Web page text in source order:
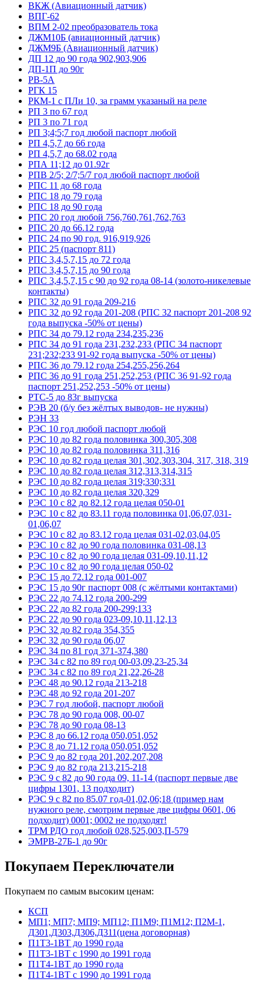
ВКЖ (Авиационный датчик)
ВПГ-62
ВПМ 2-02 преобразователь тока
ДЖМ10Б (авиационный датчик)
ДЖМ9Б (Авиационный датчик)
ДП 12 до 90 года 902,903,906
ДП-1П до 90г
РВ-5А
РГК 15
РКМ-1 с ПЛи 10, за грамм указаный на реле
РП 3 по 67 год
РП 3 по 71 год
РП 3;4;5;7 год любой паспорт любой
РП 4,5,7 до 66 года
РП 4,5,7 до 68.02 года
РПА 11;12 до 01.92г
РПВ 2/5; 2/7;5/7 год любой паспорт любой
РПС 11 до 68 года
РПС 18 до 79 года
РПС 18 до 90 года
РПС 20 год любой 756,760,761,762,763
РПС 20 до 66.12 года
РПС 24 по 90 год. 916,919,926
РПС 25 (паспорт 811)
РПС 3,4,5,7,15 до 72 года
РПС 3,4,5,7,15 до 90 года
РПС 3,4,5,7,15 с 90 до 92 года 08-14 (золото-никелевые
контакты)
РПС 32 до 91 года 209-216
РПС 32 до 92 года 201-208 (РПС 32 паспорт 201-208 92
года выпуска -50% от цены)
РПС 34 до 79.12 года 234,235,236
РПС 34 до 91 года 231,232,233 (РПС 34 паспорт
231;232;233 91-92 года выпуска -50% от цены)
РПС 36 до 79.12 года 254,255,256,264
РПС 36 до 91 года 251,252,253 (РПС 36 91-92 года
паспорт 251,252,253 -50% от цены)
РТС-5 до 83г выпуска
РЭВ 20 (б/у без жёлтых выводов- не нужны)
РЭН 33
РЭС 10 год любой паспорт любой
РЭС 10 до 82 года половинка 300,305,308
РЭС 10 до 82 года половинка 311,316
РЭС 10 до 82 года целая 301,302,303,304, 317, 318, 319
РЭС 10 до 82 года целая 312,313,314,315
РЭС 10 до 82 года целая 319;330;331
РЭС 10 до 82 года целая 320,329
РЭС 10 с 82 до 82.12 года целая 050-01
РЭС 10 с 82 до 83.11 года половинка 01,06,07,031-
01,06,07
РЭС 10 с 82 до 83.12 года целая 031-02,03,04,05
РЭС 10 с 82 до 90 года половинка 031-08,13
РЭС 10 с 82 до 90 года целая 031-09,10,11,12
РЭС 10 с 82 до 90 года целая 050-02
РЭС 15 до 72.12 года 001-007
РЭС 15 до 90г паспорт 008 (с жёлтыми контактами)
РЭС 22 до 74.12 года 200-299
РЭС 22 до 82 года 200-299;133
РЭС 22 до 90 года 023-09,10,11,12,13
РЭС 32 до 82 года 354,355
РЭС 32 до 90 года 06,07
РЭС 34 по 81 год 371-374,380
РЭС 34 с 82 по 89 год 00-03,09,23-25,34
РЭС 34 с 82 по 89 год 21,22,26-28
РЭС 48 до 90.12 года 213-218
РЭС 48 до 92 года 201-207
РЭС 7 год любой, паспорт любой
РЭС 78 до 90 года 008, 00-07
РЭС 78 до 90 года 08-13
РЭС 8 до 66.12 года 050,051,052
РЭС 8 до 71.12 года 050,051,052
РЭС 9 до 82 года 201,202,207,208
РЭС 9 до 82 года 213,215-218
РЭС 9 с 82 до 90 года 09, 11-14 (паспорт первые две
цифры 1301, 13 подходит)
РЭС 9 с 82 по 85.07 год-01,02,06;18 (пример нам
нужного реле, смотрим первые две цифры 0601, 06
подходит) 0001; 0002 не подходят!
ТРМ РДО год любой 028,525,003,П-579
ЭМРВ-27Б-1 до 90г
Покупаем Переключатели
Покупаем по самым высоким ценам:
КСП
МП1; МП7; МП9; МП12; П1М9; П1М12; П2М-1,
Д301,Д303,Д306,Д311(цена договорная)
П1Т3-1ВТ до 1990 года
П1Т3-1ВТ с 1990 до 1991 года
П1Т4-1ВТ до 1990 года
П1Т4-1ВТ с 1990 до 1991 года